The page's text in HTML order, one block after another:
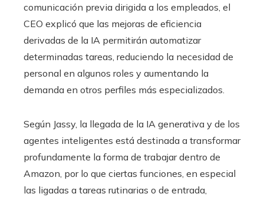
comunicación previa dirigida a los empleados, el
CEO explicó que las mejoras de eficiencia
derivadas de la IA permitirán automatizar
determinadas tareas, reduciendo la necesidad de
personal en algunos roles y aumentando la
demanda en otros perfiles más especializados.
Según Jassy, la llegada de la IA generativa y de los
agentes inteligentes está destinada a transformar
profundamente la forma de trabajar dentro de
Amazon, por lo que ciertas funciones, en especial
las ligadas a tareas rutinarias o de entrada,